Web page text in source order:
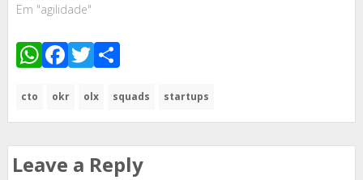
Em "agilidade"
WhatsApp
Facebook
Twitter
cto okr olx squads startups
Leave a Reply